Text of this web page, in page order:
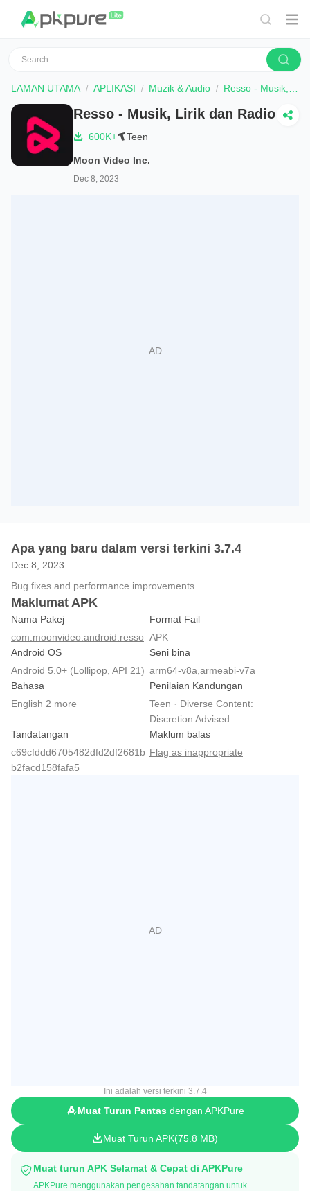
LAMAN UTAMA APLIKASI Muzik & Audio Resso - Musik, Lirik dan Radio
Resso - Musik, Lirik dan Radio
600K+ Teen
Moon Video Inc.
Dec 8, 2023
Apa yang baru dalam versi terkini 3.7.4
Dec 8, 2023
Bug fixes and performance improvements
Maklumat APK
Nama Pakej
com.moonvideo.android.resso
Format Fail
APK
Android OS
Android 5.0+ (Lollipop, API 21)
Seni bina
arm64-v8a,armeabi-v7a
Bahasa
English 2 more
Penilaian Kandungan
Teen · Diverse Content:
Discretion Advised
Tandatangan
c69cfddd6705482dfd2df2681b
b2facd158fafa5
Maklum balas
Flag as inappropriate
Ini adalah versi terkini 3.7.4
Muat Turun Pantasdengan APKPure
Muat Turun APK 75.8 MB
Muat turun APK Selamat & Cepat di APKPure
APKPure menggunakan pengesahan tandatangan untuk